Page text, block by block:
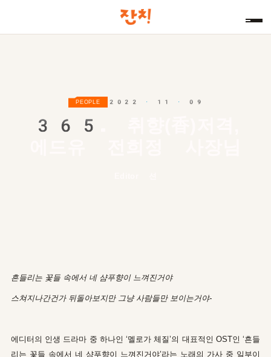
PEOPLE 2022 · 11 · 09
365.
흔들리는 꽃들 속에서 네 샴푸향이 느껴진거야
스쳐지나간건가 뒤돌아보지만 그냥 사람들만 보이는거야-
에디터의 인생 드라마 중 하나인 ‘멜로가 체질’의 대표적인 OST인 ‘흔들
리는 꽃들 속에서 네 샴푸향이 느껴진거야’라는 노래의 가사 중 일부이